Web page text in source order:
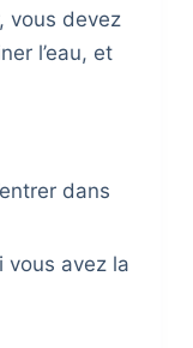
vous devez
l’eau, et
dans
vous avez la